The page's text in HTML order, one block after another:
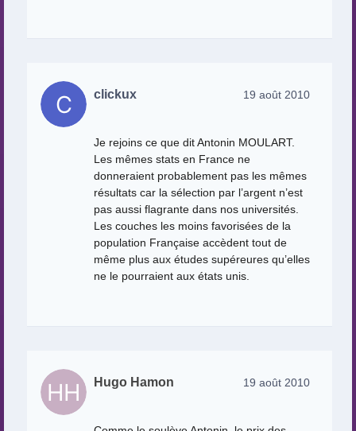
clickux 19 août 2010
Je rejoins ce que dit Antonin MOULART.
Les mêmes stats en France ne
donneraient probablement pas les mêmes
résultats car la sélection par l’argent n’est
pas aussi flagrante dans nos universités.
Les couches les moins favorisées de la
population Française accèdent tout de
même plus aux études supéreures qu’elles
ne le pourraient aux états unis.
Hugo Hamon 19 août 2010